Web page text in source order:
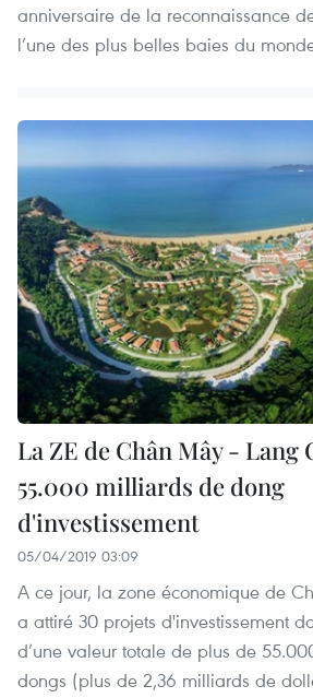
anniversaire de la reconnaissance
l’une des plus belles baies du
La ZE de Chân Mây - Lang
55.000 milliards de dong
d'investissement
05/04/2019 03:09
A ce jour, la zone économique de
a attiré 30 projets d'investissement
d’une valeur totale de plus de
dongs (plus de 2,36 milliards de